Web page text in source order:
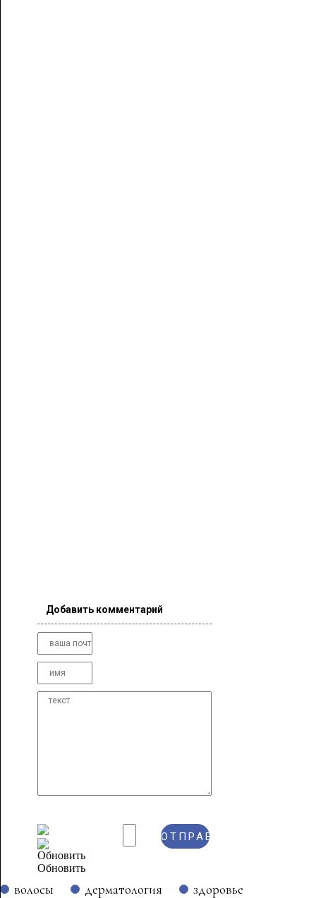
Добавить комментарий
Обновить
волосы дерматология
здоровье